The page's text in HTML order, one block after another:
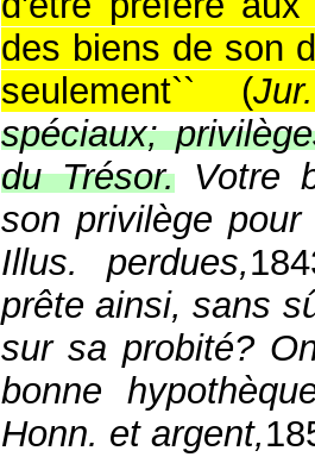
des biens de son
seulement`` (Jur.
spéciaux;
du Trésor. Votre
son privilège
Illus. perdues,
prête ainsi, sans
sur sa probité?
bonne
Honn. et argent,